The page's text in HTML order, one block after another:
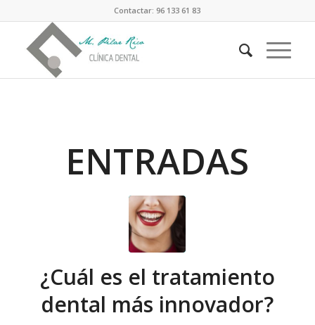
Contactar: 96 133 61 83
ENTRADAS
¿Cuál es el tratamiento
dental más innovador?